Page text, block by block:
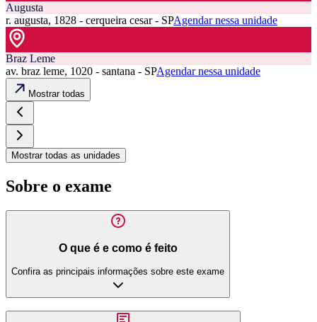
Augusta
r. augusta, 1828 - cerqueira cesar - SPAgendar nessa unidade
Braz Leme
av. braz leme, 1020 - santana - SPAgendar nessa unidade
Mostrar todas
Mostrar todas as unidades
Sobre o exame
O que é e como é feito
Confira as principais informações sobre este exame